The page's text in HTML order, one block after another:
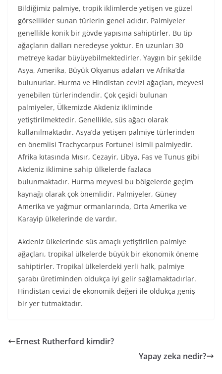
Bildiğimiz palmiye, tropik iklimlerde yetişen ve güzel
görsellikler sunan türlerin genel adıdır. Palmiyeler
genellikle konik bir gövde yapısına sahiptirler. Bu tip
ağaçların dalları neredeyse yoktur. En uzunları 30
metreye kadar büyüyebilmektedirler. Yaygın bir şekilde
Asya, Amerika, Büyük Okyanus adaları ve Afrika’da
bulunurlar. Hurma ve Hindistan cevizi ağaçları, meyvesi
yenebilen türlerindendir. Çok çeşidi bulunan
palmiyeler, Ülkemizde Akdeniz ikliminde
yetiştirilmektedir. Genellikle, süs ağacı olarak
kullanılmaktadır. Asya’da yetişen palmiye türlerinden
en önemlisi Trachycarpus Fortunei isimli palmiyedir.
Afrika kıtasında Mısır, Cezayir, Libya, Fas ve Tunus gibi
Akdeniz iklimine sahip ülkelerde fazlaca
bulunmaktadır. Hurma meyvesi bu bölgelerde geçim
kaynağı olarak çok önemlidir. Palmiyeler, Güney
Amerika ve yağmur ormanlarında, Orta Amerika ve
Karayip ülkelerinde de vardır.
Akdeniz ülkelerinde süs amaçlı yetiştirilen palmiye
ağaçları, tropikal ülkelerde büyük bir ekonomik öneme
sahiptirler. Tropikal ülkelerdeki yerli halk, palmiye
şarabı üretiminden oldukça iyi gelir sağlamaktadırlar.
Hindistan cevizi de ekonomik değeri ile oldukça geniş
bir yer tutmaktadır.
Ernest Rutherford kimdir?
Yapay zeka nedir?